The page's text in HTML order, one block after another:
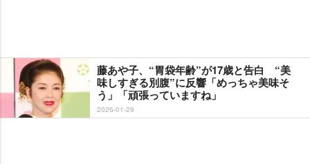
藤あや子、“胃袋年齢”が17歳と告白 “美
味しすぎる別腹”に反響「めっちゃ美味そ
う」「頑張っていますね」
2026-01-29